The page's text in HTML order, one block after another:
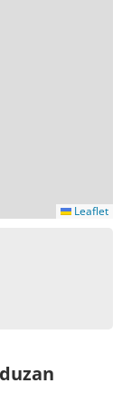
Leaflet